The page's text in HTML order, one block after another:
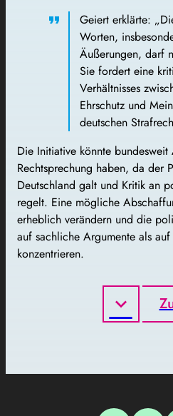
Geiert erklärte:
Worten,
Äußerungen, darf
Sie fordert eine
Verhältnisses
Ehrschutz und
deutschen
Die Initiative könnte
Rechtsprechung haben, da der
Deutschland galt und Kritik an
regelt. Eine mögliche
erheblich verändern und die
auf sachliche Argumente als
konzentrieren.